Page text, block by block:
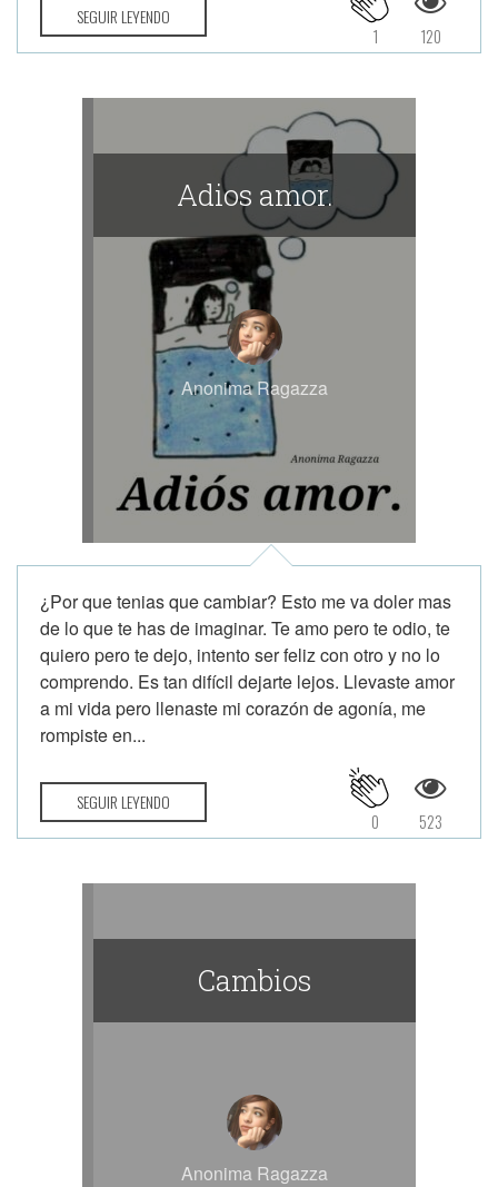
SEGUIR LEYENDO
120
1
Adios amor.
Anonima Ragazza
¿Por que tenias que cambiar? Esto me va doler mas
de lo que te has de imaginar. Te amo pero te odio, te
quiero pero te dejo, intento ser feliz con otro y no lo
comprendo. Es tan difícil dejarte lejos. Llevaste amor
a mi vida pero llenaste mi corazón de agonía, me
rompiste en...
SEGUIR LEYENDO
523
0
Cambios
Anonima Ragazza